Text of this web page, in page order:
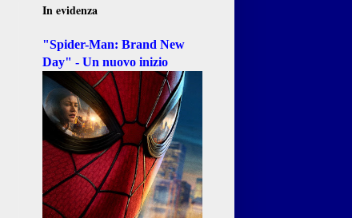
In evidenza
"Spider-Man: Brand New
Day" - Un nuovo inizio